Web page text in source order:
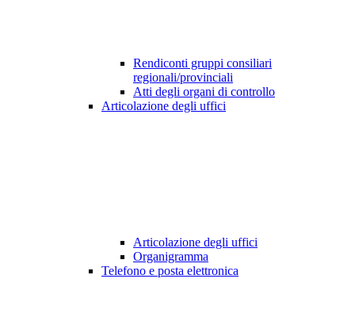
Rendiconti gruppi consiliari
regionali/provinciali
Atti degli organi di controllo
Articolazione degli uffici
Articolazione degli uffici
Organigramma
Telefono e posta elettronica